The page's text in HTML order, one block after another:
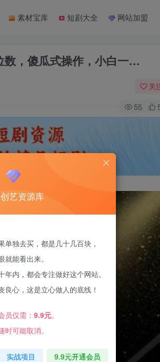
素材宝库 短剧大全 网站加盟
数，傻瓜式操作，小白一…
关
55
艺资源库
单独去买，都是几十几百块，
能看出来。
内，都会专注做好这个网站。
心，这是立心做人的底线！
员仅需： 9.9元。
可能取消。
实战项目 9.9元开通会员